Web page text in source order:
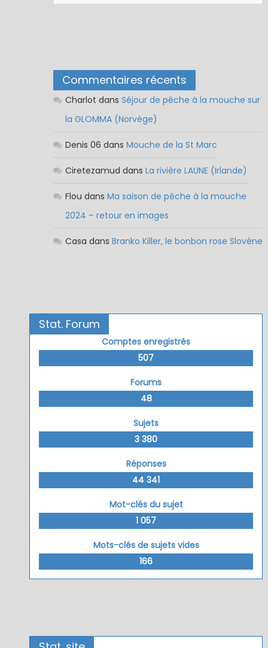
Commentaires récents
Charlot dans Séjour de pêche à la mouche sur
la GLOMMA (Norvège)
Denis 06 dans Mouche de la St Marc
Ciretezamud dans La rivière LAUNE (Irlande)
Flou dans Ma saison de pêche à la mouche
2024 – retour en images
Casa dans Branko Killer, le bonbon rose Slovène
Stat. Forum
Comptes enregistrés
507
Forums
48
Sujets
3 380
Réponses
44 341
Mot-clés du sujet
1 057
Mots-clés de sujets vides
166